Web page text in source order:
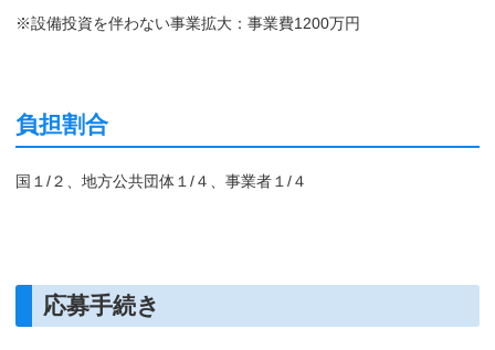
※設備投資を伴わない事業拡大：事業費1200万円
負担割合
国１/２、地方公共団体１/４、事業者１/４
応募手続き